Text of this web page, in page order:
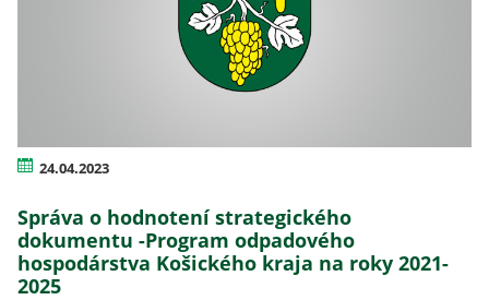
24.04.2023
Správa o hodnotení strategického
dokumentu -Program odpadového
hospodárstva Košického kraja na roky 2021-
2025